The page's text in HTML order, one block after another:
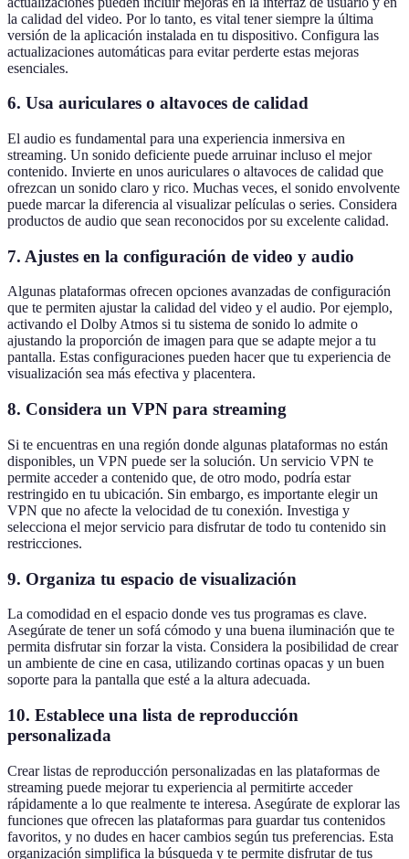
la calidad del video. Por lo tanto, es vital tener siempre la última
versión de la aplicación instalada en tu dispositivo. Configura las
actualizaciones automáticas para evitar perderte estas mejoras
esenciales.
6. Usa auriculares o altavoces de calidad
El audio es fundamental para una experiencia inmersiva en
streaming. Un sonido deficiente puede arruinar incluso el mejor
contenido. Invierte en unos auriculares o altavoces de calidad que
ofrezcan un sonido claro y rico. Muchas veces, el sonido envolvente
puede marcar la diferencia al visualizar películas o series. Considera
productos de audio que sean reconocidos por su excelente calidad.
7. Ajustes en la configuración de video y audio
Algunas plataformas ofrecen opciones avanzadas de configuración
que te permiten ajustar la calidad del video y el audio. Por ejemplo,
activando el Dolby Atmos si tu sistema de sonido lo admite o
ajustando la proporción de imagen para que se adapte mejor a tu
pantalla. Estas configuraciones pueden hacer que tu experiencia de
visualización sea más efectiva y placentera.
8. Considera un VPN para streaming
Si te encuentras en una región donde algunas plataformas no están
disponibles, un VPN puede ser la solución. Un servicio VPN te
permite acceder a contenido que, de otro modo, podría estar
restringido en tu ubicación. Sin embargo, es importante elegir un
VPN que no afecte la velocidad de tu conexión. Investiga y
selecciona el mejor servicio para disfrutar de todo tu contenido sin
restricciones.
9. Organiza tu espacio de visualización
La comodidad en el espacio donde ves tus programas es clave.
Asegúrate de tener un sofá cómodo y una buena iluminación que te
permita disfrutar sin forzar la vista. Considera la posibilidad de crear
un ambiente de cine en casa, utilizando cortinas opacas y un buen
soporte para la pantalla que esté a la altura adecuada.
10. Establece una lista de reproducción
personalizada
Crear listas de reproducción personalizadas en las plataformas de
streaming puede mejorar tu experiencia al permitirte acceder
rápidamente a lo que realmente te interesa. Asegúrate de explorar las
funciones que ofrecen las plataformas para guardar tus contenidos
favoritos, y no dudes en hacer cambios según tus preferencias. Esta
organización simplifica la búsqueda y te permite disfrutar de tus